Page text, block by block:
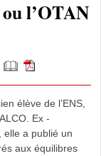
l’OTAN
élève de l’ENS,
Ex -
elle a publié un
aux équilibres